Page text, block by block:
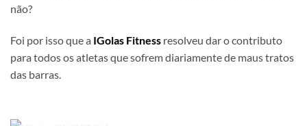
não?
Foi por isso que a IGolas Fitness resolveu dar o contributo
para todos os atletas que sofrem diariamente de maus tratos
das barras.